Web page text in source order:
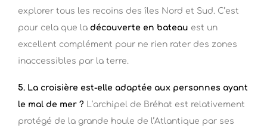
explorer tous les recoins des îles Nord et Sud. C’est
pour cela que la découverte en bateau est un
excellent complément pour ne rien rater des zones
inaccessibles par la terre.
5. La croisière est-elle adaptée aux personnes ayant
le mal de mer ? L’archipel de Bréhat est relativement
protégé de la grande houle de l’Atlantique par ses